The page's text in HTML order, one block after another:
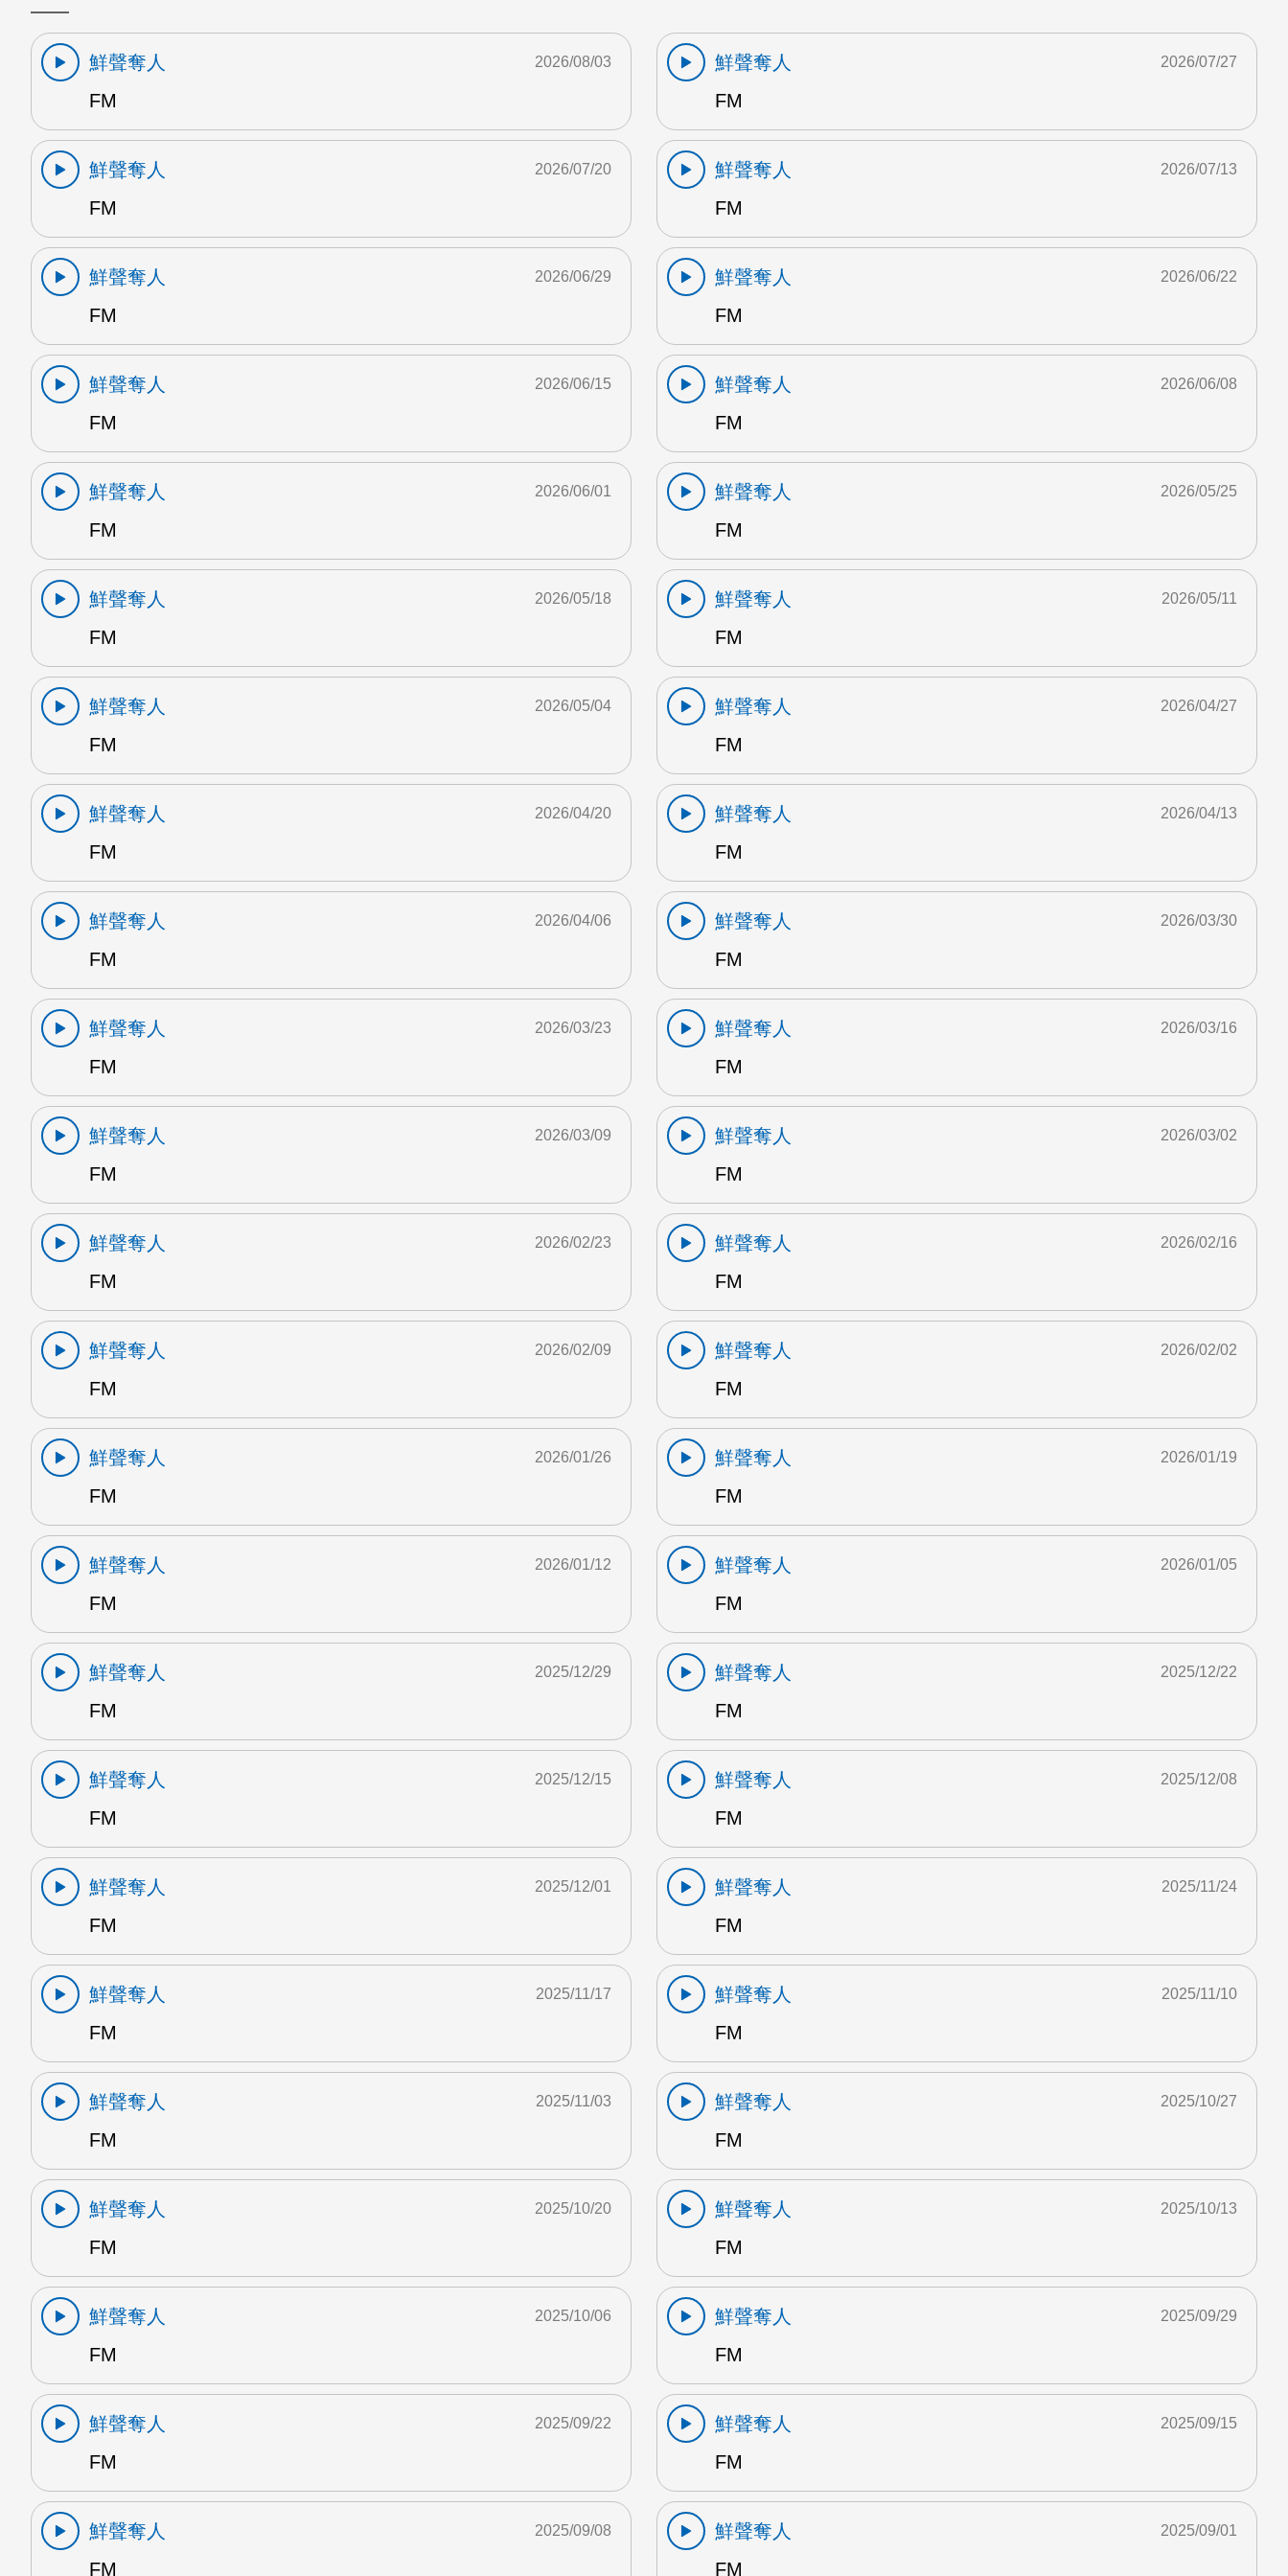
鮮聲奪人
FM
2026/08/03
鮮聲奪人
FM
2026/07/27
鮮聲奪人
FM
2026/07/20
鮮聲奪人
FM
2026/07/13
鮮聲奪人
FM
2026/06/29
鮮聲奪人
FM
2026/06/22
鮮聲奪人
FM
2026/06/15
鮮聲奪人
FM
2026/06/08
鮮聲奪人
FM
2026/06/01
鮮聲奪人
FM
2026/05/25
鮮聲奪人
FM
2026/05/18
鮮聲奪人
FM
2026/05/11
鮮聲奪人
FM
2026/05/04
鮮聲奪人
FM
2026/04/27
鮮聲奪人
FM
2026/04/20
鮮聲奪人
FM
2026/04/13
鮮聲奪人
FM
2026/04/06
鮮聲奪人
FM
2026/03/30
鮮聲奪人
FM
2026/03/23
鮮聲奪人
FM
2026/03/16
鮮聲奪人
FM
2026/03/09
鮮聲奪人
FM
2026/03/02
鮮聲奪人
FM
2026/02/23
鮮聲奪人
FM
2026/02/16
鮮聲奪人
FM
2026/02/09
鮮聲奪人
FM
2026/02/02
鮮聲奪人
FM
2026/01/26
鮮聲奪人
FM
2026/01/19
鮮聲奪人
FM
2026/01/12
鮮聲奪人
FM
2026/01/05
鮮聲奪人
FM
2025/12/29
鮮聲奪人
FM
2025/12/22
鮮聲奪人
FM
2025/12/15
鮮聲奪人
FM
2025/12/08
鮮聲奪人
FM
2025/12/01
鮮聲奪人
FM
2025/11/24
鮮聲奪人
FM
2025/11/17
鮮聲奪人
FM
2025/11/10
鮮聲奪人
FM
2025/11/03
鮮聲奪人
FM
2025/10/27
鮮聲奪人
FM
2025/10/20
鮮聲奪人
FM
2025/10/13
鮮聲奪人
FM
2025/10/06
鮮聲奪人
FM
2025/09/29
鮮聲奪人
FM
2025/09/22
鮮聲奪人
FM
2025/09/15
鮮聲奪人
FM
2025/09/08
鮮聲奪人
FM
2025/09/01